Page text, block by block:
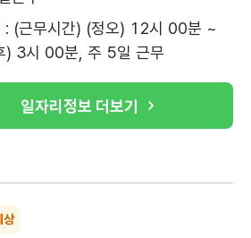
: (근무시간) (정오) 12시 00분 ~
) 3시 00분, 주 5일 근무
일자리정보 더보기
상